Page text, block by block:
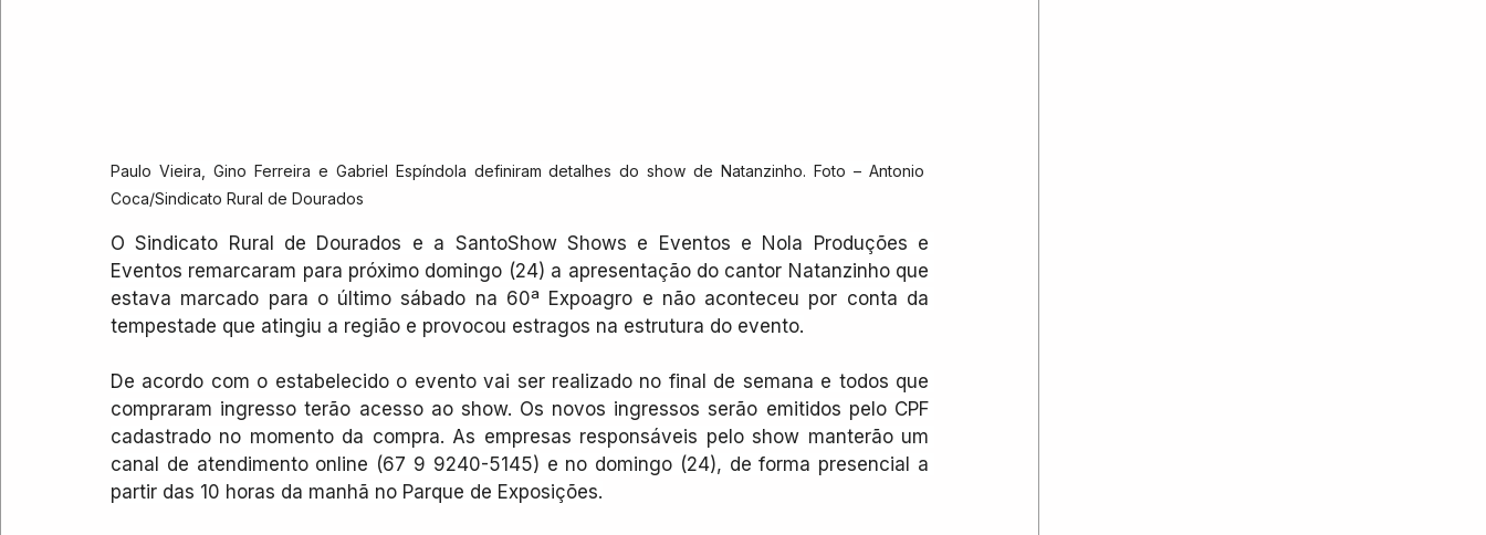
Paulo Vieira, Gino Ferreira e Gabriel Espíndola definiram detalhes do show de Natanzinho. Foto – Antonio
Coca/Sindicato Rural de Dourados
O Sindicato Rural de Dourados e a SantoShow Shows e Eventos e Nola Produções e
Eventos remarcaram para próximo domingo (24) a apresentação do cantor Natanzinho que
estava marcado para o último sábado na 60ª Expoagro e não aconteceu por conta da
tempestade que atingiu a região e provocou estragos na estrutura do evento.
De acordo com o estabelecido o evento vai ser realizado no final de semana e todos que
compraram ingresso terão acesso ao show. Os novos ingressos serão emitidos pelo CPF
cadastrado no momento da compra. As empresas responsáveis pelo show manterão um
canal de atendimento online (67 9 9240-5145) e no domingo (24), de forma presencial a
partir das 10 horas da manhã no Parque de Exposições.